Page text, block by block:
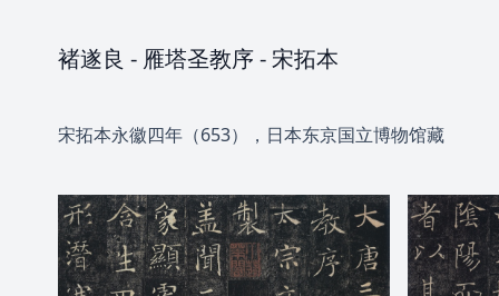
褚遂良 - 雁塔圣教序- 宋拓本
宋拓本永徽四年（653），日本东京国立博物馆藏